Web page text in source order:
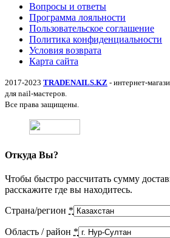
Вопросы и ответы
Программа лояльности
Пользовательское соглашение
Политика конфиденциальности
Условия возврата
Карта сайта
2017-2023 TRADENAILS.KZ - интернет-
для nail-мастеров.
Все права защищены.
Откуда Вы?
Чтобы быстро рассчитать сумму
расскажите где вы находитесь.
Страна/регион *
Область / район *